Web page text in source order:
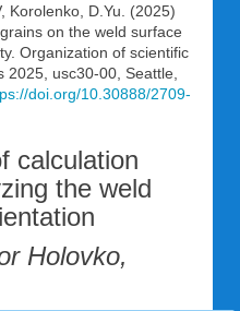
Korolenko, D.Yu. (2025)
on the weld surface
Organization of scientific
usc30-00, Seattle,
doi.org/10.30888/2709-
calculation
the weld
Holovko,